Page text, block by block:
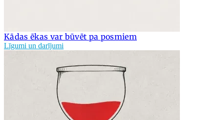
Kādas ēkas var būvēt pa posmiem
Līgumi un darījumi